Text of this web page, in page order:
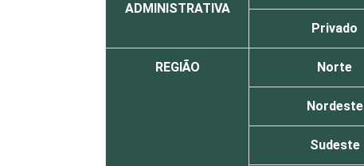
ADMINISTRATIVA
Privado
REGIÃO Norte
Nordeste
Sudeste